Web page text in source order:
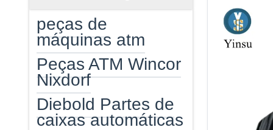
peças de
máquinas atm
Peças ATM Wincor
Nixdorf
Diebold Partes de
caixas automáticas